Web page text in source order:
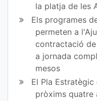
la platja de les
Els programes
permeten a
contractació
a jornada
mesos
El Pla
pròxims quatre